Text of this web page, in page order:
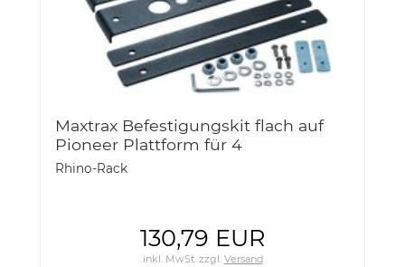
Maxtrax Befestigungskit flach auf
Pioneer Plattform für 4
Bergeboards Rhino Rack 50-1643158
Rhino-Rack
130,79 EUR
inkl. MwSt.zzgl. Versand